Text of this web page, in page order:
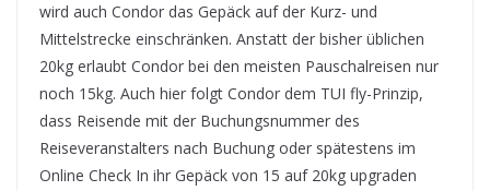
wird auch Condor das Gepäck auf der Kurz- und
Mittelstrecke einschränken. Anstatt der bisher üblichen
20kg erlaubt Condor bei den meisten Pauschalreisen nur
noch 15kg. Auch hier folgt Condor dem TUI fly-Prinzip,
dass Reisende mit der Buchungsnummer des
Reiseveranstalters nach Buchung oder spätestens im
Online Check In ihr Gepäck von 15 auf 20kg upgraden